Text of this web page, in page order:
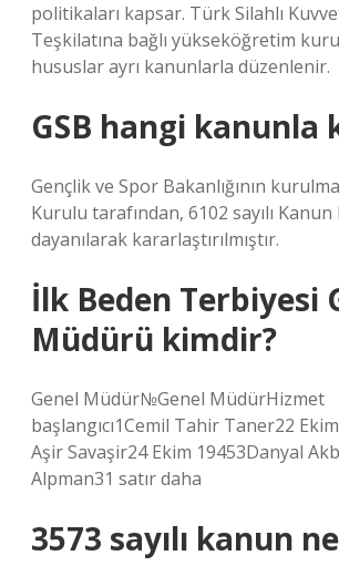
politikaları kapsar. Türk Silahlı
Teşkilatına bağlı yükseköğretim
hususlar ayrı kanunlarla düzenlenir.
GSB hangi kanunla
Gençlik ve Spor Bakanlığının
Kurulu tarafından, 6102 sayılı
dayanılarak kararlaştırılmıştır.
İlk Beden Terbiyesi
Müdürü kimdir?
Genel Müdür№Genel MüdürHizmet
başlangıcı1Cemil Tahir Taner22
Aşir Savaşir24 Ekim 19453Danyal
Alpman31 satır daha
3573 sayılı kanun